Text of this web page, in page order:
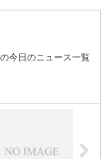
今日のニュース一覧